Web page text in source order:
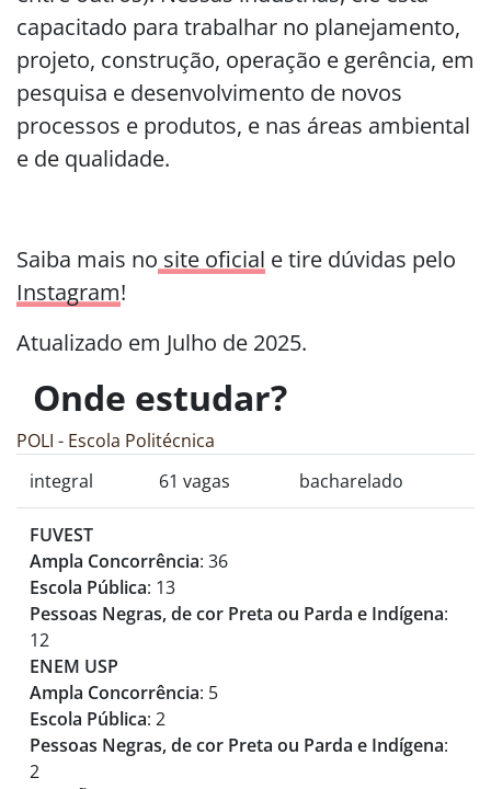
capacitado para trabalhar no planejamento,
projeto, construção, operação e gerência, em
pesquisa e desenvolvimento de novos
processos e produtos, e nas áreas ambiental
e de qualidade.
Saiba mais no site oficial e tire dúvidas pelo
Instagram!
Atualizado em Julho de 2025.
Onde estudar?
POLI - Escola Politécnica
integral
61 vagas bacharelado
FUVEST
Ampla Concorrência: 36
Escola Pública: 13
Pessoas Negras, de cor Preta ou Parda e Indígena:
12
ENEM USP
Ampla Concorrência: 5
Escola Pública: 2
Pessoas Negras, de cor Preta ou Parda e Indígena:
2